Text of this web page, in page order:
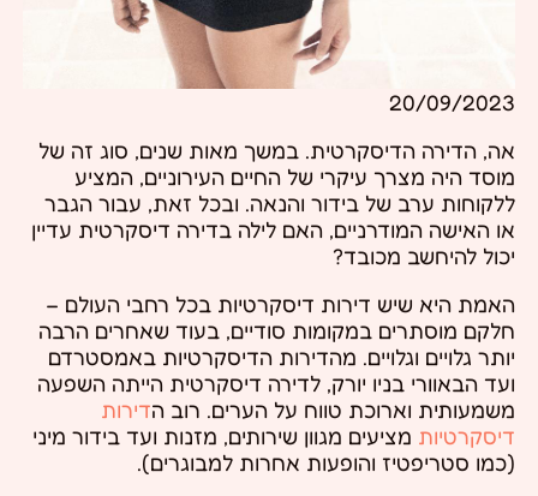
20/09/2023
אה, הדירה הדיסקרטית. במשך מאות שנים, סוג זה של
מוסד היה מצרך עיקרי של החיים העירוניים, המציע
ללקוחות ערב של בידור והנאה. ובכל זאת, עבור הגבר
או האישה המודרניים, האם לילה בדירה דיסקרטית עדיין
יכול להיחשב מכובד?
האמת היא שיש דירות דיסקרטיות בכל רחבי העולם –
חלקם מוסתרים במקומות סודיים, בעוד שאחרים הרבה
יותר גלויים וגלויים. מהדירות הדיסקרטיות באמסטרדם
ועד הבאוורי בניו יורק, לדירה דיסקרטית הייתה השפעה
משמעותית וארוכת טווח על הערים. רוב הדירות
דיסקרטיות מציעים מגוון שירותים, מזנות ועד בידור מיני
(כמו סטריפטיז והופעות אחרות למבוגרים).